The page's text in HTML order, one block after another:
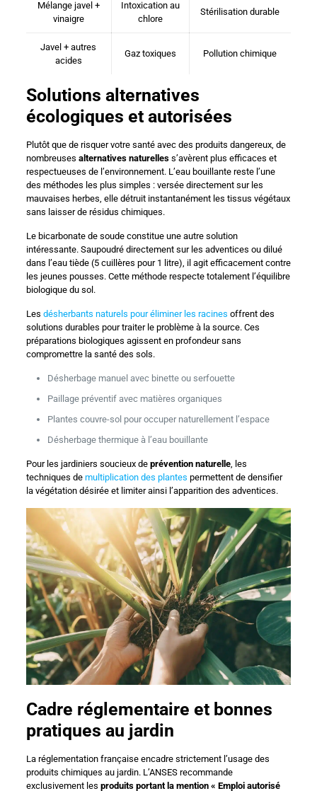
Mélange javel +
vinaigre
Intoxication au
chlore
Stérilisation durable
Javel + autres
acides
Gaz toxiques Pollution chimique
Solutions alternatives
écologiques et autorisées
Plutôt que de risquer votre santé avec des produits dangereux, de
nombreuses alternatives naturelless’avèrent plus efficaces et
respectueuses de l’environnement. L’eau bouillante reste l’une
des méthodes les plus simples : versée directement sur les
mauvaises herbes, elle détruit instantanément les tissus végétaux
sans laisser de résidus chimiques.
Le bicarbonate de soude constitue une autre solution
intéressante. Saupoudré directement sur les adventices ou dilué
dans l’eau tiède (5 cuillères pour 1 litre), il agit efficacement contre
les jeunes pousses. Cette méthode respecte totalement l’équilibre
biologique du sol.
Les désherbants naturels pour éliminer les racines offrent des
solutions durables pour traiter le problème à la source. Ces
préparations biologiques agissent en profondeur sans
compromettre la santé des sols.
Désherbage manuel avec binette ou serfouette
Paillage préventif avec matières organiques
Plantes couvre-sol pour occuper naturellement l’espace
Désherbage thermique à l’eau bouillante
Pour les jardiniers soucieux de prévention naturelle, les
techniques de multiplication des plantes permettent de densifier
la végétation désirée et limiter ainsi l’apparition des adventices.
Cadre réglementaire et bonnes
pratiques au jardin
La réglementation française encadre strictement l’usage des
produits chimiques au jardin. L’ANSES recommande
exclusivement les produits portant la mention « Emploi autorisé